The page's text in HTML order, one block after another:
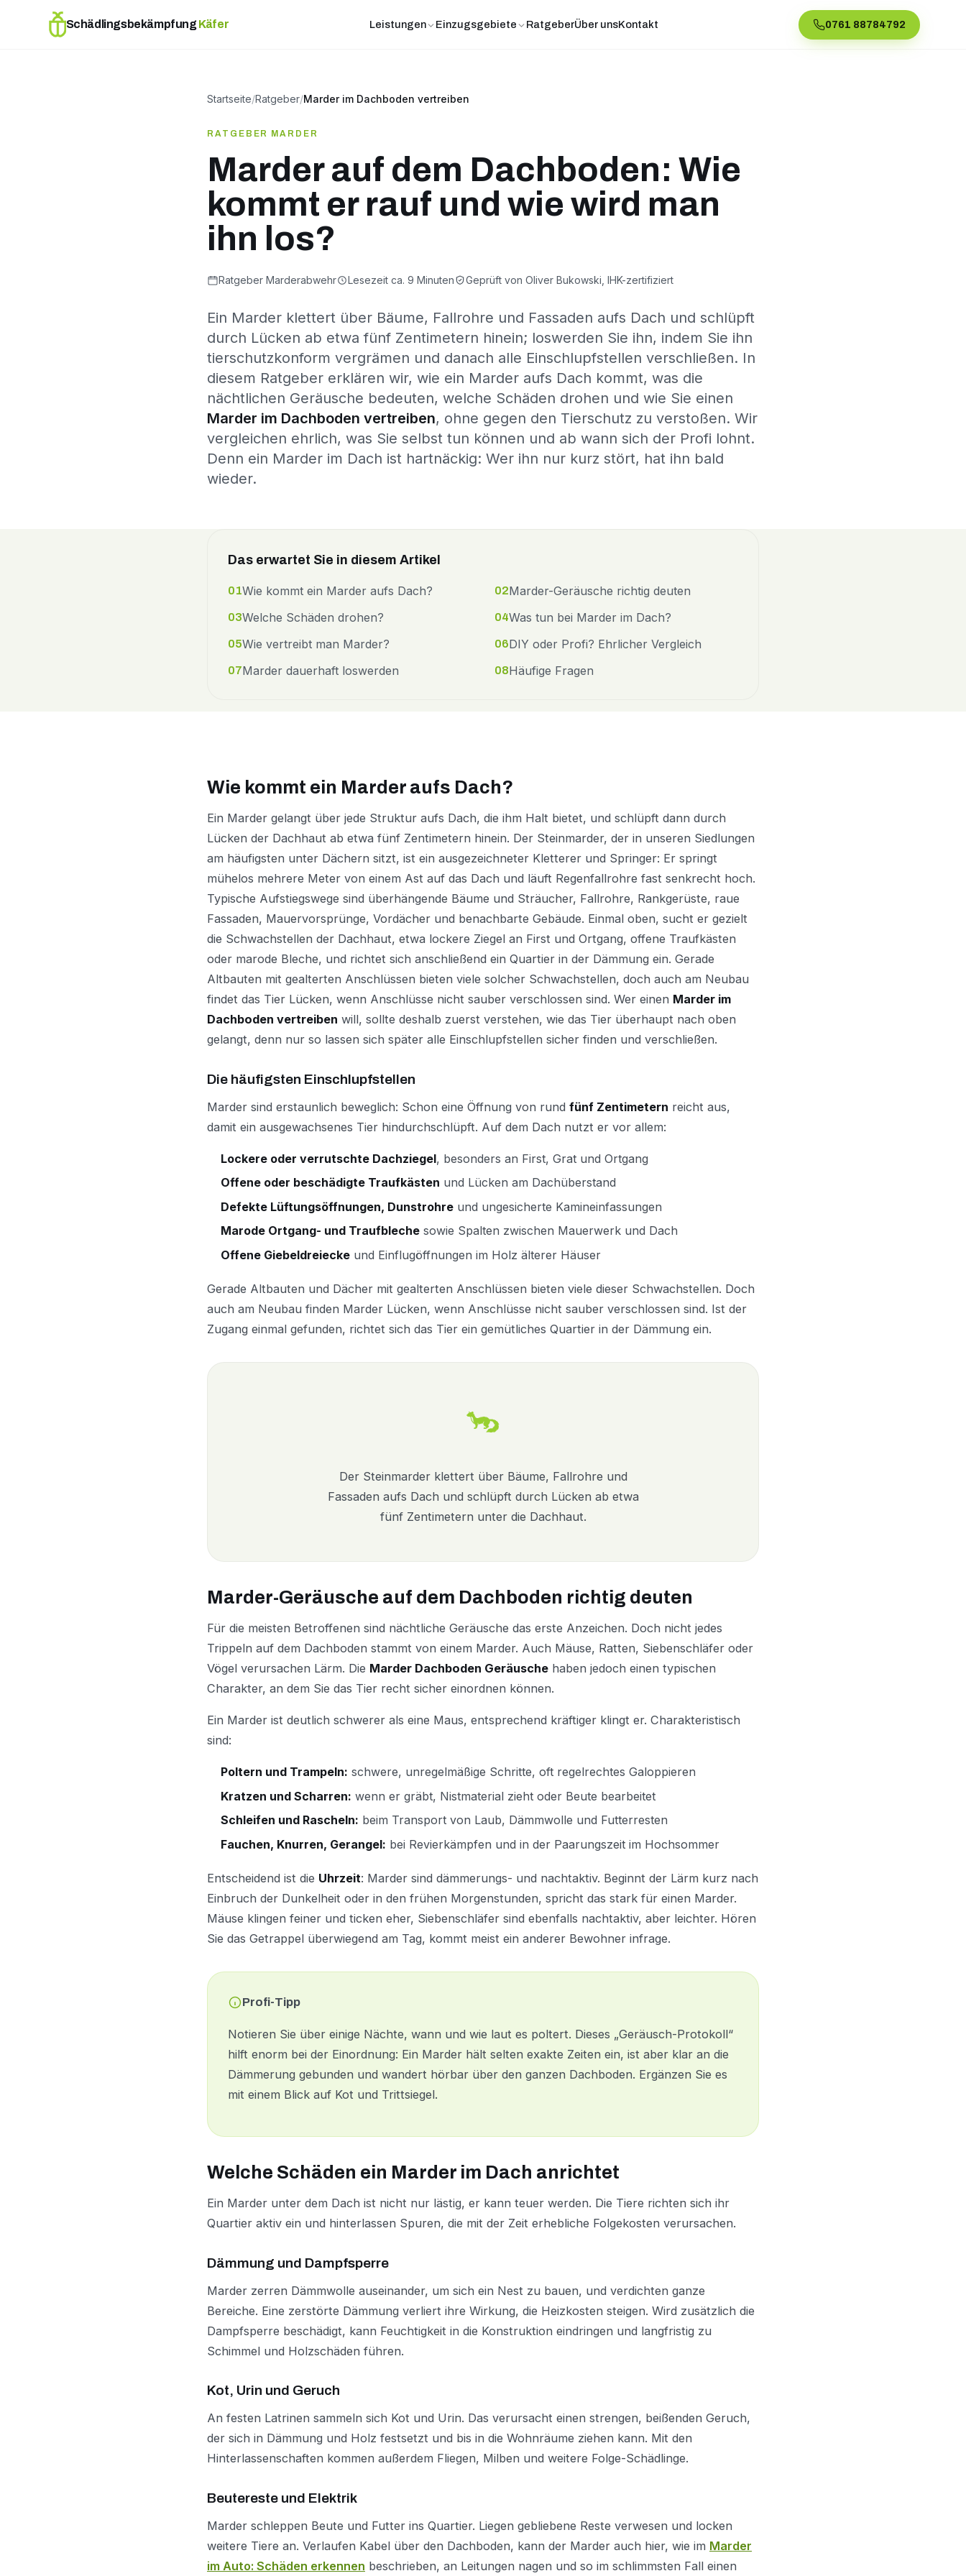
SchädlingsbekämpfungKäfer Leistungen Einzugsgebiete RatgeberÜber unsKontakt 0761 88784792
Startseite/Ratgeber/Marder im Dachboden vertreiben
RATGEBER MARDER
Marder auf dem Dachboden: Wie
kommt er rauf und wie wird man
ihn los?
Ratgeber Marderabwehr Lesezeit ca. 9 Minuten Geprüft von Oliver Bukowski, IHK-zertifiziert
Ein Marder klettert über Bäume, Fallrohre und Fassaden aufs Dach und schlüpft
durch Lücken ab etwa fünf Zentimetern hinein; loswerden Sie ihn, indem Sie ihn
tierschutzkonform vergrämen und danach alle Einschlupfstellen verschließen. In
diesem Ratgeber erklären wir, wie ein Marder aufs Dach kommt, was die
nächtlichen Geräusche bedeuten, welche Schäden drohen und wie Sie einen
Marder im Dachboden vertreiben, ohne gegen den Tierschutz zu verstoßen. Wir
vergleichen ehrlich, was Sie selbst tun können und ab wann sich der Profi lohnt.
Denn ein Marder im Dach ist hartnäckig: Wer ihn nur kurz stört, hat ihn bald
wieder.
Das erwartet Sie in diesem Artikel
01Wie kommt ein Marder aufs Dach? 02Marder-Geräusche richtig deuten
03Welche Schäden drohen? 04Was tun bei Marder im Dach?
05Wie vertreibt man Marder? 06DIY oder Profi? Ehrlicher Vergleich
07Marder dauerhaft loswerden 08Häufige Fragen
Wie kommt ein Marder aufs Dach?
Ein Marder gelangt über jede Struktur aufs Dach, die ihm Halt bietet, und schlüpft dann durch
Lücken der Dachhaut ab etwa fünf Zentimetern hinein. Der Steinmarder, der in unseren Siedlungen
am häufigsten unter Dächern sitzt, ist ein ausgezeichneter Kletterer und Springer: Er springt
mühelos mehrere Meter von einem Ast auf das Dach und läuft Regenfallrohre fast senkrecht hoch.
Typische Aufstiegswege sind überhängende Bäume und Sträucher, Fallrohre, Rankgerüste, raue
Fassaden, Mauervorsprünge, Vordächer und benachbarte Gebäude. Einmal oben, sucht er gezielt
die Schwachstellen der Dachhaut, etwa lockere Ziegel an First und Ortgang, offene Traufkästen
oder marode Bleche, und richtet sich anschließend ein Quartier in der Dämmung ein. Gerade
Altbauten mit gealterten Anschlüssen bieten viele solcher Schwachstellen, doch auch am Neubau
findet das Tier Lücken, wenn Anschlüsse nicht sauber verschlossen sind. Wer einen Marder im
Dachboden vertreiben will, sollte deshalb zuerst verstehen, wie das Tier überhaupt nach oben
gelangt, denn nur so lassen sich später alle Einschlupfstellen sicher finden und verschließen.
Die häufigsten Einschlupfstellen
Marder sind erstaunlich beweglich: Schon eine Öffnung von rund fünf Zentimetern reicht aus,
damit ein ausgewachsenes Tier hindurchschlüpft. Auf dem Dach nutzt er vor allem:
Lockere oder verrutschte Dachziegel, besonders an First, Grat und Ortgang
Offene oder beschädigte Traufkästen und Lücken am Dachüberstand
Defekte Lüftungsöffnungen, Dunstrohre und ungesicherte Kamineinfassungen
Marode Ortgang- und Traufbleche sowie Spalten zwischen Mauerwerk und Dach
Offene Giebeldreiecke und Einflugöffnungen im Holz älterer Häuser
Gerade Altbauten und Dächer mit gealterten Anschlüssen bieten viele dieser Schwachstellen. Doch
auch am Neubau finden Marder Lücken, wenn Anschlüsse nicht sauber verschlossen sind. Ist der
Zugang einmal gefunden, richtet sich das Tier ein gemütliches Quartier in der Dämmung ein.
Der Steinmarder klettert über Bäume, Fallrohre und
Fassaden aufs Dach und schlüpft durch Lücken ab etwa
fünf Zentimetern unter die Dachhaut.
Marder-Geräusche auf dem Dachboden richtig deuten
Für die meisten Betroffenen sind nächtliche Geräusche das erste Anzeichen. Doch nicht jedes
Trippeln auf dem Dachboden stammt von einem Marder. Auch Mäuse, Ratten, Siebenschläfer oder
Vögel verursachen Lärm. Die Marder Dachboden Geräusche haben jedoch einen typischen
Charakter, an dem Sie das Tier recht sicher einordnen können.
Ein Marder ist deutlich schwerer als eine Maus, entsprechend kräftiger klingt er. Charakteristisch
sind:
Poltern und Trampeln: schwere, unregelmäßige Schritte, oft regelrechtes Galoppieren
Kratzen und Scharren: wenn er gräbt, Nistmaterial zieht oder Beute bearbeitet
Schleifen und Rascheln: beim Transport von Laub, Dämmwolle und Futterresten
Fauchen, Knurren, Gerangel: bei Revierkämpfen und in der Paarungszeit im Hochsommer
Entscheidend ist die Uhrzeit: Marder sind dämmerungs- und nachtaktiv. Beginnt der Lärm kurz nach
Einbruch der Dunkelheit oder in den frühen Morgenstunden, spricht das stark für einen Marder.
Mäuse klingen feiner und ticken eher, Siebenschläfer sind ebenfalls nachtaktiv, aber leichter. Hören
Sie das Getrappel überwiegend am Tag, kommt meist ein anderer Bewohner infrage.
Profi-Tipp
Notieren Sie über einige Nächte, wann und wie laut es poltert. Dieses „Geräusch-Protokoll“
hilft enorm bei der Einordnung: Ein Marder hält selten exakte Zeiten ein, ist aber klar an die
Dämmerung gebunden und wandert hörbar über den ganzen Dachboden. Ergänzen Sie es
mit einem Blick auf Kot und Trittsiegel.
Welche Schäden ein Marder im Dach anrichtet
Ein Marder unter dem Dach ist nicht nur lästig, er kann teuer werden. Die Tiere richten sich ihr
Quartier aktiv ein und hinterlassen Spuren, die mit der Zeit erhebliche Folgekosten verursachen.
Dämmung und Dampfsperre
Marder zerren Dämmwolle auseinander, um sich ein Nest zu bauen, und verdichten ganze
Bereiche. Eine zerstörte Dämmung verliert ihre Wirkung, die Heizkosten steigen. Wird zusätzlich die
Dampfsperre beschädigt, kann Feuchtigkeit in die Konstruktion eindringen und langfristig zu
Schimmel und Holzschäden führen.
Kot, Urin und Geruch
An festen Latrinen sammeln sich Kot und Urin. Das verursacht einen strengen, beißenden Geruch,
der sich in Dämmung und Holz festsetzt und bis in die Wohnräume ziehen kann. Mit den
Hinterlassenschaften kommen außerdem Fliegen, Milben und weitere Folge-Schädlinge.
Beutereste und Elektrik
Marder schleppen Beute und Futter ins Quartier. Liegen gebliebene Reste verwesen und locken
weitere Tiere an. Verlaufen Kabel über den Dachboden, kann der Marder auch hier, wie im Marder
im Auto: Schäden erkennen beschrieben, an Leitungen nagen und so im schlimmsten Fall einen